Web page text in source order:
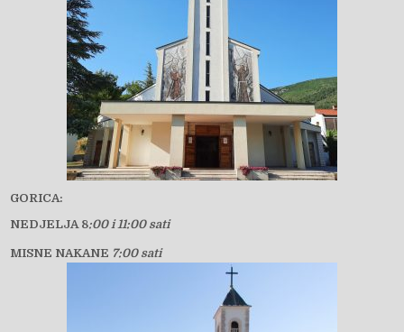
GORICA:
NEDJELJA 8:00 i 11:00 sati
MISNE NAKANE 7:00 sati